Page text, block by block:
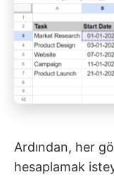
Ardından, her
hesaplamak